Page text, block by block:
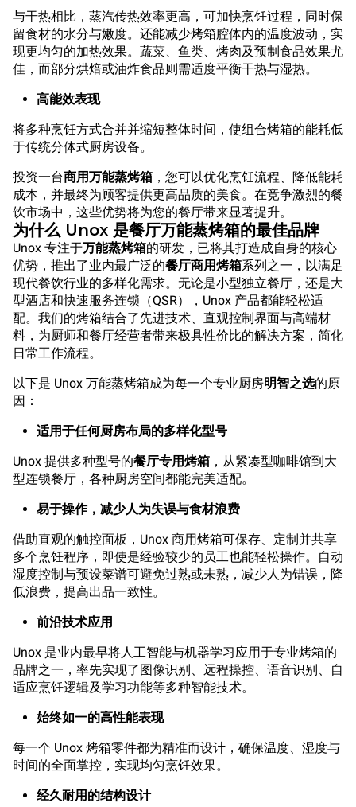
与干热相比，蒸汽传热效率更高，可加快烹饪过程，同时保
留食材的水分与嫩度。还能减少烤箱腔体内的温度波动，实
现更均匀的加热效果。蔬菜、鱼类、烤肉及预制食品效果尤
佳，而部分烘焙或油炸食品则需适度平衡干热与湿热。
高能效表现
将多种烹饪方式合并并缩短整体时间，使组合烤箱的能耗低
于传统分体式厨房设备。
投资一台商用万能蒸烤箱 ，您可以优化烹饪流程、降低能耗
成本，并最终为顾客提供更高品质的美食。在竞争激烈的餐
饮市场中，这些优势将为您的餐厅带来显著提升。
为什么 Unox 是餐厅万能蒸烤箱的最佳品牌
Unox 专注于万能蒸烤箱的研发，已将其打造成自身的核心
优势，推出了业内最广泛的餐厅商用烤箱系列之一，以满足
现代餐饮行业的多样化需求。无论是小型独立餐厅，还是大
型酒店和快速服务连锁（QSR），Unox 产品都能轻松适
配。我们的烤箱结合了先进技术、直观控制界面与高端材
料，为厨师和餐厅经营者带来极具性价比的解决方案，简化
日常工作流程。
以下是 Unox 万能蒸烤箱成为每一个专业厨房明智之选的原
因：
适用于任何厨房布局的多样化型号
Unox 提供多种型号的餐厅专用烤箱 ，从紧凑型咖啡馆到大
型连锁餐厅，各种厨房空间都能完美适配。
易于操作，减少人为失误与食材浪费
借助直观的触控面板，Unox 商用烤箱可保存、定制并共享
多个烹饪程序，即使是经验较少的员工也能轻松操作。自动
湿度控制与预设菜谱可避免过熟或未熟，减少人为错误，降
低浪费，提高出品一致性。
前沿技术应用
Unox 是业内最早将人工智能与机器学习应用于专业烤箱的
品牌之一，率先实现了图像识别、远程操控、语音识别、自
适应烹饪逻辑及学习功能等多种智能技术。
始终如一的高性能表现
每一个 Unox 烤箱零件都为精准而设计，确保温度、湿度与
时间的全面掌控，实现均匀烹饪效果。
经久耐用的结构设计